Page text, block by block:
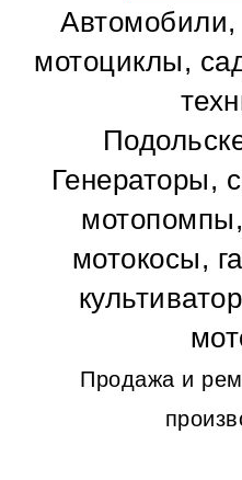
Автомобили,
мотоциклы,
Генераторы,
мотокосы,
Продажа и